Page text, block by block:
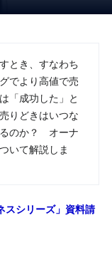
とき、すなわち
でより高値で売
「成功した」と
りどきはいつな
のか？ オーナ
いて解説しま
スシリーズ」資料請